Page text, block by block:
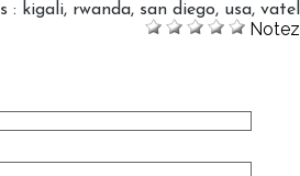
: kigali, rwanda, san diego, usa, vatel
Notez